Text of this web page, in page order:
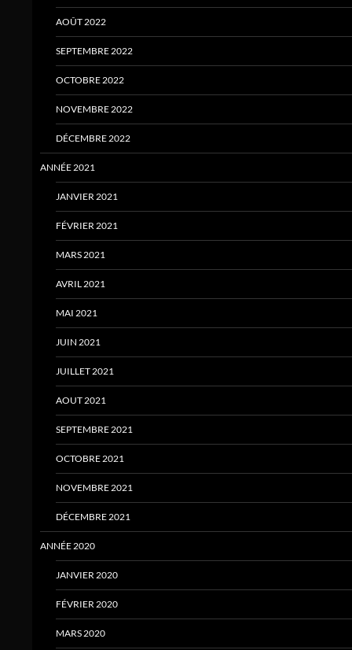
AOÛT 2022
SEPTEMBRE 2022
OCTOBRE 2022
NOVEMBRE 2022
DÉCEMBRE 2022
ANNÉE 2021
JANVIER 2021
FÉVRIER 2021
MARS 2021
AVRIL 2021
MAI 2021
JUIN 2021
JUILLET 2021
AOUT 2021
SEPTEMBRE 2021
OCTOBRE 2021
NOVEMBRE 2021
DÉCEMBRE 2021
ANNÉE 2020
JANVIER 2020
FÉVRIER 2020
MARS 2020